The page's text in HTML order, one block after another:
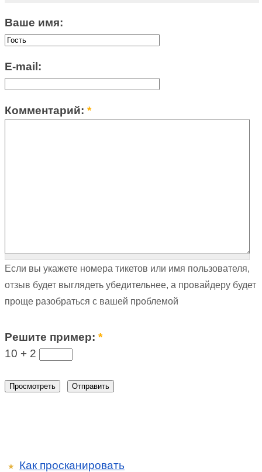
Ваше имя:
E-mail:
Комментарий:*
Если вы укажете номера тикетов или имя пользователя,
отзыв будет выглядеть убедительнее, а провайдеру будет
проще разобраться с вашей проблемой
Решите пример:*
10 + 2
★
Как просканировать